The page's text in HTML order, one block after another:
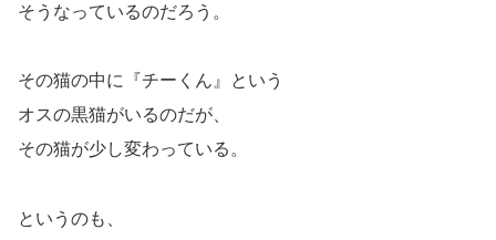
そうなっているのだろう。
その猫の中に『チーくん』という
オスの黒猫がいるのだが、
その猫が少し変わっている。
というのも、